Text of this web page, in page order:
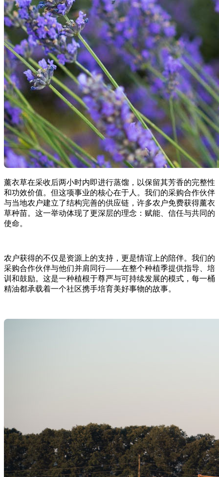
薰衣草在采收后两小时内即进行蒸馏，以保留其芳香的完整性
和功效价值。但这项事业的核心在于人。我们的采购合作伙伴
与当地农户建立了结构完善的供应链，许多农户免费获得薰衣
草种苗。这一举动体现了更深层的理念：赋能、信任与共同的
使命。
农户获得的不仅是资源上的支持，更是情谊上的陪伴。我们的
采购合作伙伴与他们并肩同行——在整个种植季提供指导、培
训和鼓励。这是一种植根于尊严与可持续发展的模式，每一桶
精油都承载着一个社区携手培育美好事物的故事。